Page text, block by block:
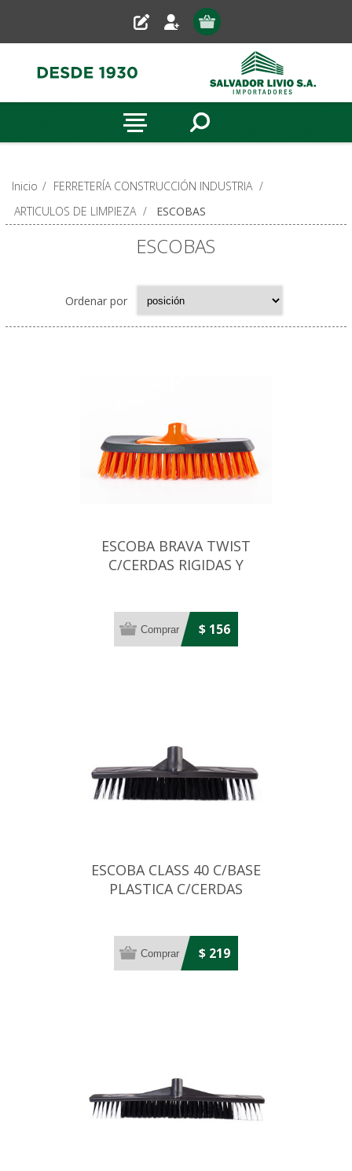
Inicio / FERRETERÍA CONSTRUCCIÓN INDUSTRIA /
ARTICULOS DE LIMPIEZA / ESCOBAS
ESCOBAS
Ordenar por
ESCOBA BRAVA TWIST
C/CERDAS RIGIDAS Y
$ 156
ESCOBA CLASS 40 C/BASE
PLASTICA C/CERDAS
$ 219